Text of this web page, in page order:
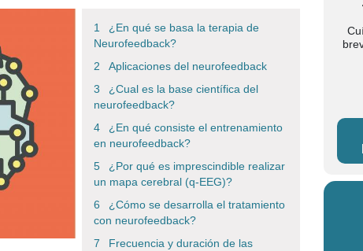
¿En qué se basa la terapia de
Neurofeedback?
Aplicaciones del neurofeedback
¿Cual es la base científica del
neurofeedback?
¿En qué consiste el entrenamiento
en neurofeedback?
¿Por qué es imprescindible realizar
un mapa cerebral (q-EEG)?
¿Cómo se desarrolla el tratamiento
con neurofeedback?
Frecuencia y duración de las